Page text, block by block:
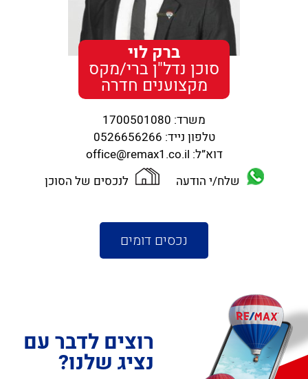
ברק לוי
סוכן נדל"ן ברי/מקס
מקצוענים חדרה
משרד: 1700501080
טלפון נייד: 0526656266
דוא”ל: office@remax1.co.il
שלח/י הודעה
לנכסים של הסוכן
נכסים דומים
רוצים לדבר עם
נציג שלנו?